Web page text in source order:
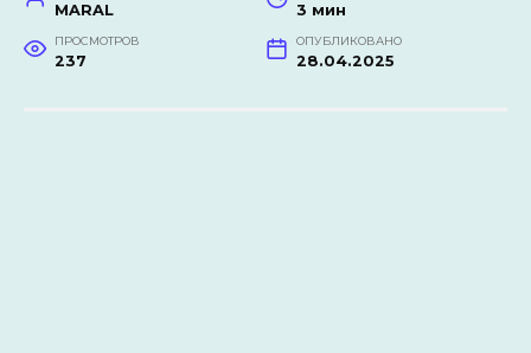
MARAL 3 мин
ПРОСМОТРОВ
237
ОПУБЛИКОВАНО
28.04.2025